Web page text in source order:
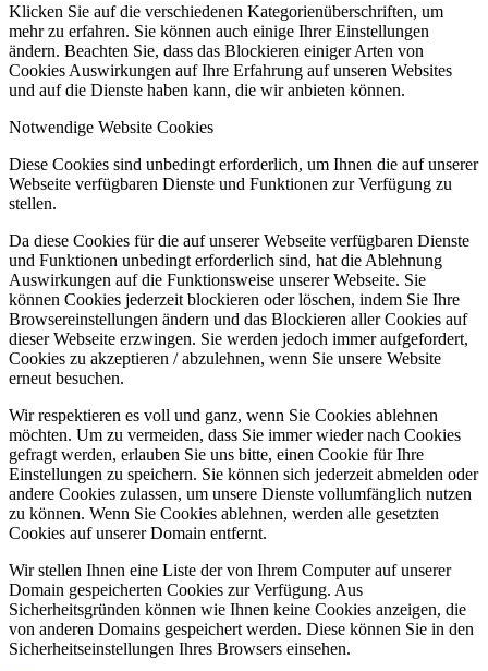
Klicken Sie auf die verschiedenen Kategorienüberschriften, um
mehr zu erfahren. Sie können auch einige Ihrer Einstellungen
ändern. Beachten Sie, dass das Blockieren einiger Arten von
Cookies Auswirkungen auf Ihre Erfahrung auf unseren Websites
und auf die Dienste haben kann, die wir anbieten können.
Notwendige Website Cookies
Diese Cookies sind unbedingt erforderlich, um Ihnen die auf unserer
Webseite verfügbaren Dienste und Funktionen zur Verfügung zu
stellen.
Da diese Cookies für die auf unserer Webseite verfügbaren Dienste
und Funktionen unbedingt erforderlich sind, hat die Ablehnung
Auswirkungen auf die Funktionsweise unserer Webseite. Sie
können Cookies jederzeit blockieren oder löschen, indem Sie Ihre
Browsereinstellungen ändern und das Blockieren aller Cookies auf
dieser Webseite erzwingen. Sie werden jedoch immer aufgefordert,
Cookies zu akzeptieren / abzulehnen, wenn Sie unsere Website
erneut besuchen.
Wir respektieren es voll und ganz, wenn Sie Cookies ablehnen
möchten. Um zu vermeiden, dass Sie immer wieder nach Cookies
gefragt werden, erlauben Sie uns bitte, einen Cookie für Ihre
Einstellungen zu speichern. Sie können sich jederzeit abmelden oder
andere Cookies zulassen, um unsere Dienste vollumfänglich nutzen
zu können. Wenn Sie Cookies ablehnen, werden alle gesetzten
Cookies auf unserer Domain entfernt.
Wir stellen Ihnen eine Liste der von Ihrem Computer auf unserer
Domain gespeicherten Cookies zur Verfügung. Aus
Sicherheitsgründen können wie Ihnen keine Cookies anzeigen, die
von anderen Domains gespeichert werden. Diese können Sie in den
Sicherheitseinstellungen Ihres Browsers einsehen.